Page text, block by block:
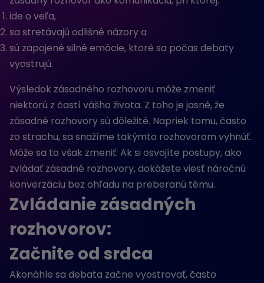
ide o veľa,
sa stretávajú odlišné názory a
sú zapojené silné emócie, ktoré sa počas debaty
vyostrujú.
Výsledok zásadného rozhovoru môže zmeniť
niektorú z častí vášho života. Z toho je jasné, že
zásadné rozhovory sú dôležité. Napriek tomu, často
zo strachu, sa snažíme takýmto rozhovorom vyhnúť.
Môže sa to však zmeniť. Ak si osvojíte postupy, ako
zvládať zásadné rozhovory, dokážete viesť náročnú
konverzáciu bez ohľadu na preberanú tému.
Zvládanie zásadných
rozhovorov:
Začnite od srdca
Akonáhle sa debata začne vyostrovať, často